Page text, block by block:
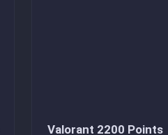
Valorant 2200 Points